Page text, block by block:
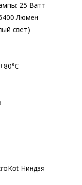
25 Ватт
Люмен
свет)
Ниндзя